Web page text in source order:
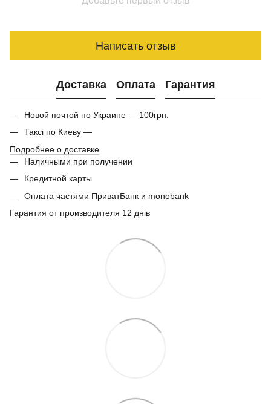
Написать отзыв
Доставка Оплата Гарантия
Новой почтой по Украине — 100грн.
Таксі по Киеву —
Подробнее о доставке
Наличными при получении
Кредитной карты
Оплата частями ПриватБанк и monobank
Гарантия от производителя 12 днів